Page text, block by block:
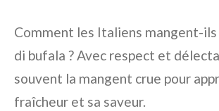
Comment les Italiens mangent-
di bufala ? Avec respect et
souvent la mangent crue pour
fraîcheur et sa saveur.